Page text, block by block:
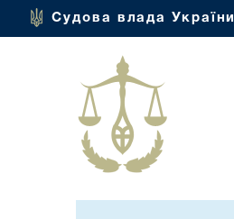
Судова влада України